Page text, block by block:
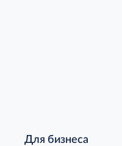
Для бизнеса